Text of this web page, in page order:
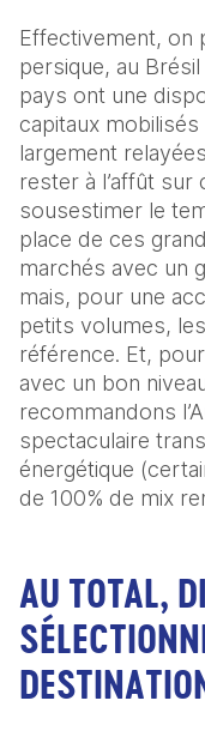
Effectivement, on
persique, au
pays ont une
capitaux
largement
rester à l’affût
sous­estimer le
place de ces
marchés avec un
mais, pour une
petits volumes,
référence. Et,
avec un bon
recommandons
spectaculaire
énergétique
de 100% de mix
AU TOTAL,